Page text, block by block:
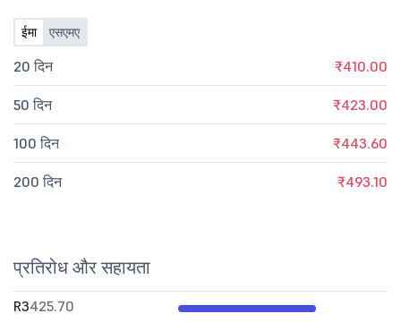
ईमा एसएमए
20 दिन ₹410.00
50 दिन ₹423.00
100 दिन ₹443.60
200 दिन ₹493.10
प्रतिरोध और सहायता
R3425.70